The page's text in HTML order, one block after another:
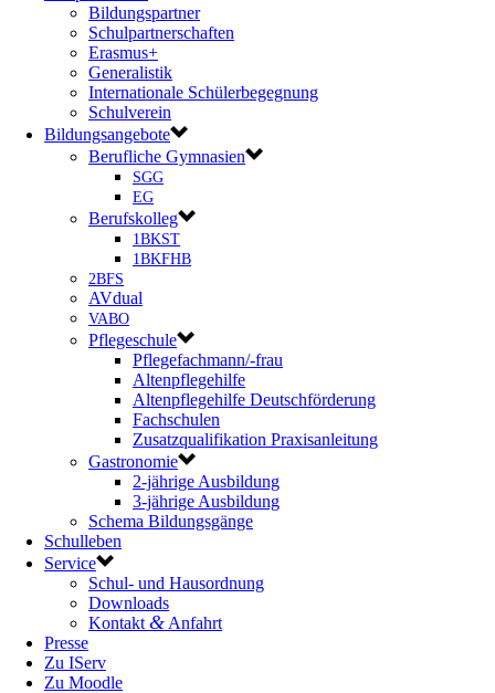
Bildungspartner
Schulpartnerschaften
Erasmus+
Generalistik
Internationale Schülerbegegnung
Schulverein
Bildungsangebote
Berufliche Gymnasien
SGG
EG
Berufskolleg
1BKST
1BKFHB
2BFS
AVdual
VABO
Pflegeschule
Pflegefachmann/-frau
Altenpflegehilfe
Altenpflegehilfe Deutschförderung
Fachschulen
Zusatzqualifikation Praxisanleitung
Gastronomie
2-jährige Ausbildung
3-jährige Ausbildung
Schema Bildungsgänge
Schulleben
Service
Schul- und Hausordnung
Downloads
Kontakt & Anfahrt
Presse
Zu IServ
Zu Moodle